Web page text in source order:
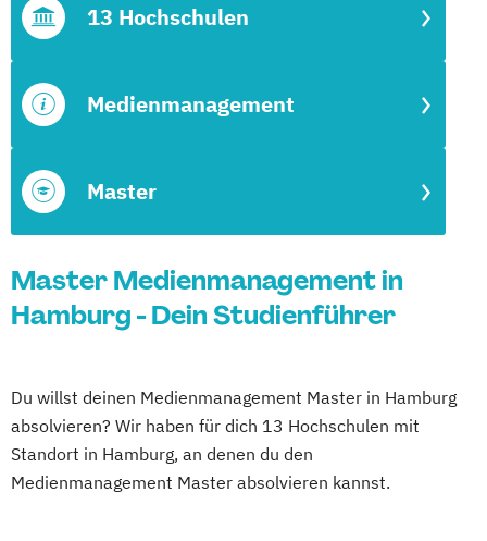
Master
Medienmanagement
13 Hochschulen
Master Medienmanagement in
Hamburg - Dein Studienführer
Du willst deinen Medienmanagement Master in Hamburg
absolvieren? Wir haben für dich 13 Hochschulen mit
Standort in Hamburg, an denen du den
Medienmanagement Master absolvieren kannst.